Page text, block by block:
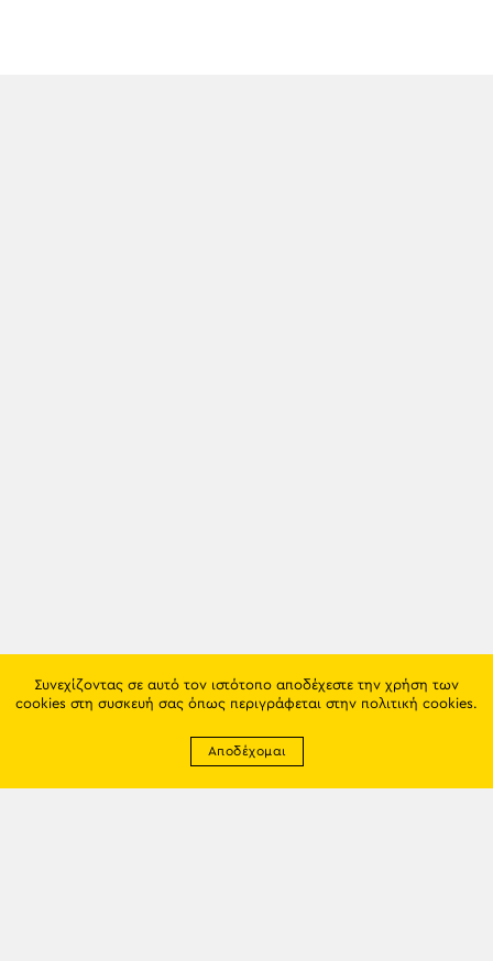
Συνεχίζοντας σε αυτό τον ιστότοπο αποδέχεστε την χρήση των
cookies στη συσκευή σας όπως περιγράφεται στην πολιτική cookies.
Αποδέχομαι